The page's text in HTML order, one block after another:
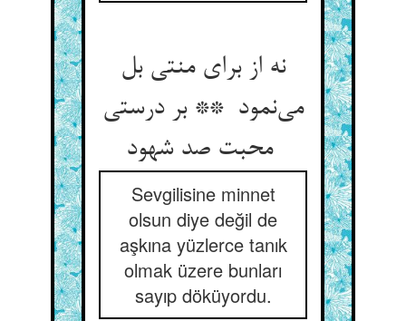
نه از برای منتی بل
می‌نمود ** بر درستی
محبت صد شهود
Sevgilisine minnet
olsun diye değil de
aşkına yüzlerce tanık
olmak üzere bunları
sayıp döküyordu.